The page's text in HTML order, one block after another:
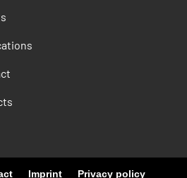
Imprint Privacy policy